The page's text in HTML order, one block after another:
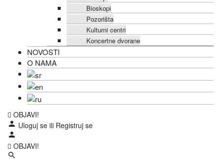
Bioskopi
Pozorišta
Kulturni centri
Koncertne dvorane
NOVOSTI
O NAMA
OBJAVI!
Uloguj se ili Registruj se
OBJAVI!